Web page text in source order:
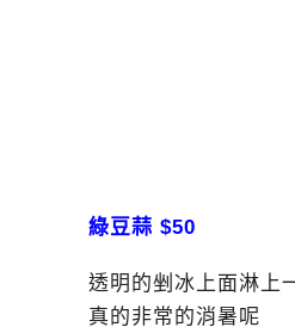
綠豆蒜 $50
透明的剉冰上面淋上
真的非常的消暑呢